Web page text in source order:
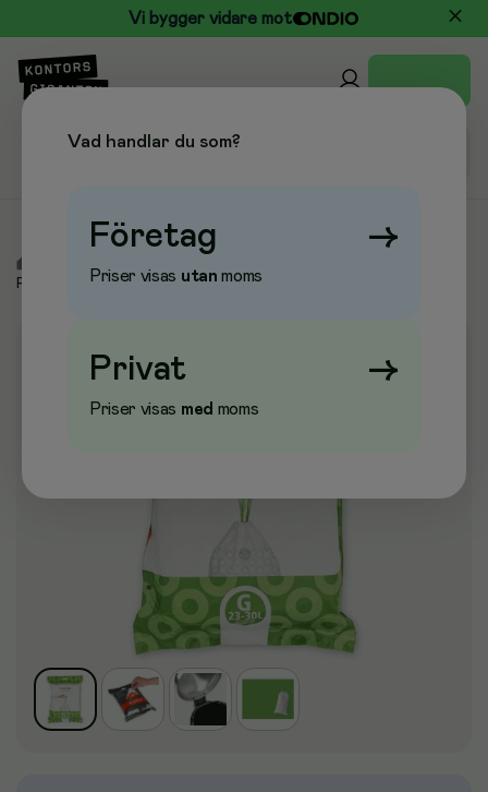
Vi bygger vidare mot
Papperskorgspåsar
Vad handlar du som?
Företag →
Priser visas utan moms
Privat →
Priser visas med moms